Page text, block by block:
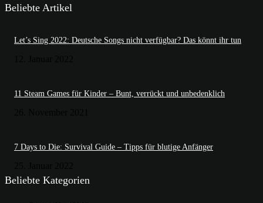
Beliebte Artikel
Let’s Sing 2022: Deutsche Songs nicht verfügbar? Das könnt ihr tun
11 Steam Games für Kinder – Bunt, verrückt und unbedenklich
7 Days to Die: Survival Guide – Tipps für blutige Anfänger
Beliebte Kategorien